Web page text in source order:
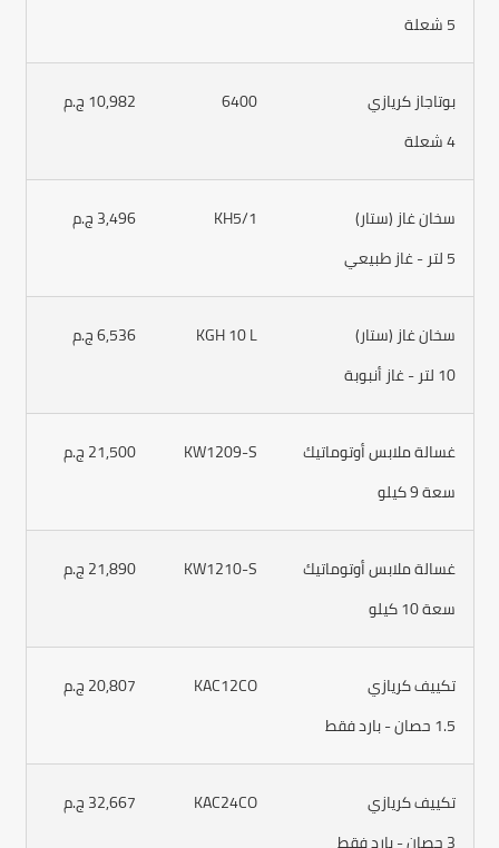
بوتاجاز كريازي
6400 10,982 ج.م
سخان غاز (ستار)
KH5/1 3,496 ج.م
سخان غاز (ستار)
KGH 10 L 6,536 ج.م
غسالة ملابس أوتوماتيك
سعة 9 كيلو
KW1209-S 21,500 ج.م
غسالة ملابس أوتوماتيك
سعة 10 كيلو
KW1210-S 21,890 ج.م
تكييف كريازي
1.5 حصان - بارد فقط
KAC12CO 20,807 ج.م
تكييف كريازي
KAC24CO 32,667 ج.م